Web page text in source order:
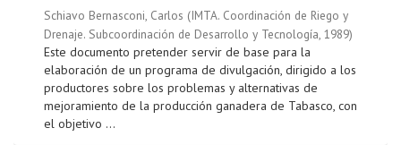
Schiavo Bernasconi, Carlos (IMTA. Coordinación de Riego y
Drenaje. Subcoordinación de Desarrollo y Tecnología, 1989)
Este documento pretender servir de base para la
elaboración de un programa de divulgación, dirigido a los
productores sobre los problemas y alternativas de
mejoramiento de la producción ganadera de Tabasco, con
el objetivo ...